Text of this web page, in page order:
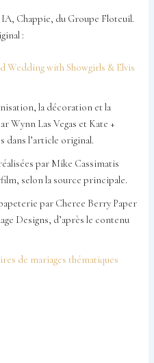
Chappie, du Groupe Floteuil.
:
Wedding with Showgirls & Elvis
la décoration et la
Wynn Las Vegas et Kate +
dans l’article original.
par Mike Cassimatis
selon la source principale.
par Cheree Berry Paper
Designs, d’après le contenu
de mariages thématiques